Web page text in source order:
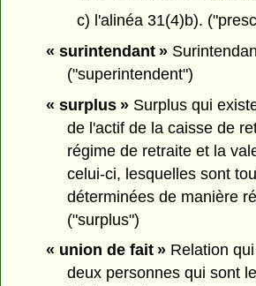
c) l'alinéa 31(4)b).
« surintendant »
("superintendent")
« surplus »Surplus qui
de l'actif de la caisse de
régime de retraite et la
celui-ci, lesquelles sont
déterminées de manière
("surplus")
« union de fait »Relation
deux personnes qui sont